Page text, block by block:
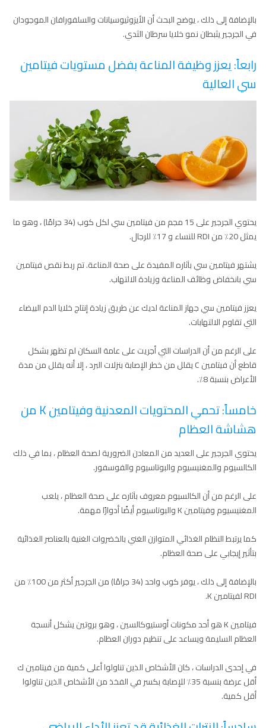
بالإضافة إلى ذلك ، يوضح البحث أن الأيزوثيوسيانات والسلفورافان الموجودان
في الجرجير يثبطان نمو خلايا سرطان الثدي.
رابعاً: يعزز وظيفة المناعة بفضل مستويات فيتامين
سي العالية
يحتوي الجرجير على 15 مجم من فيتامين سي لكل كوب (34 جرامًا) ، وهو ما
يمثل 20٪ من RDI للنساء و 17٪ للرجال.
يشتهر فيتامين سي بآثاره المفيدة على صحة المناعة. تم ربط نقص فيتامين
سي بانخفاض وظائف المناعة وزيادة الالتهاب.
يعزز فيتامين سي جهاز المناعة لديك عن طريق زيادة إنتاج خلايا الدم البيضاء
التي تقاوم الالتهابات.
على الرغم من أن الدراسات التي أجريت على عامة السكان لم تظهر بشكل
قاطع أن فيتامين C يقلل من خطر الإصابة بنزلات البرد ، إلا أنه يقلل من مدة
الأعراض بنسبة 8٪.
خامساً: تحمي المحتويات المعدنية وفيتامين K من
هشاشة العظام
يحتوي الجرجير على العديد من المعادن الضرورية لصحة العظام ، بما في ذلك
الكالسيوم والمغنيسيوم والبوتاسيوم والفوسفور.
على الرغم من أن الكالسيوم معروف بآثاره على صحة العظام ، يلعب
المغنيسيوم وفيتامين K والبوتاسيوم أيضًا أدوارًا مهمة.
كما يرتبط النظام الغذائي المتوازن الغني بالخضروات الغنية بالعناصر الغذائية
بتأثير إيجابي على صحة العظام.
بالإضافة إلى ذلك ، يوفر كوب واحد (34 جرامًا) من الجرجير أكثر من 100٪ من
RDI لفيتامين K.
فيتامين K هو أحد مكونات أوستيوكالسين ، وهو بروتين يشكل أنسجة
العظام السليمة ويساعد على تنظيم دوران العظام.
في إحدى الدراسات ، كان الأشخاص الذين تناولوا أعلى كمية من فيتامين ك
أقل عرضة بنسبة 35٪ للإصابة بكسر في الفخذ من الأشخاص الذين تناولوا
أقل كمية.